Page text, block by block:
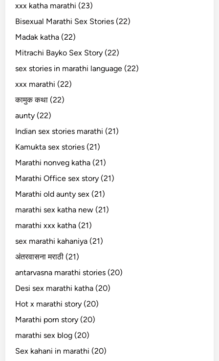
xxx katha marathi (23)
Bisexual Marathi Sex Stories (22)
Madak katha (22)
Mitrachi Bayko Sex Story (22)
sex stories in marathi language (22)
xxx marathi (22)
कामुक कथा (22)
aunty (22)
Indian sex stories marathi (21)
Kamukta sex stories (21)
Marathi nonveg katha (21)
Marathi Office sex story (21)
Marathi old aunty sex (21)
marathi sex katha new (21)
marathi xxx katha (21)
sex marathi kahaniya (21)
अंतरवासना मराठी (21)
antarvasna marathi stories (20)
Desi sex marathi katha (20)
Hot x marathi story (20)
Marathi porn story (20)
marathi sex blog (20)
Sex kahani in marathi (20)